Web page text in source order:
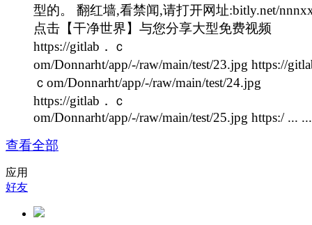
型的。 翻红墙,看禁闻,请打开网址:bitly.net/
点击【干净世界】与您分享大型免费视频
https://gitlab．ｃ
om/Donnarht/app/-/raw/main/test/23.jpg https://
ｃom/Donnarht/app/-/raw/main/test/24.jpg
https://gitlab．ｃ
om/Donnarht/app/-/raw/main/test/25.jpg https:/ ... ...
查看全部
应用
好友